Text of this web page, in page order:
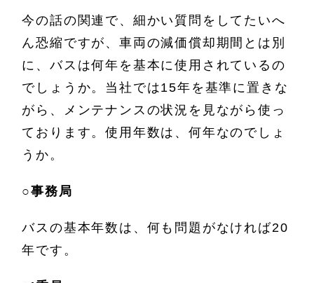
今の話の関連で、細かい質問をしてたいへ
ん恐縮ですが、車両の減価償却期間とは別
に、バスは何年を基本に使用されているの
でしょうか。当社では15年を基準に置きな
がら、メンテナンスの状況を見ながら使っ
ております。使用年数は、何年なのでしょ
うか。
○事務局
バスの基本年数は、何も問題がなければ20
年です。